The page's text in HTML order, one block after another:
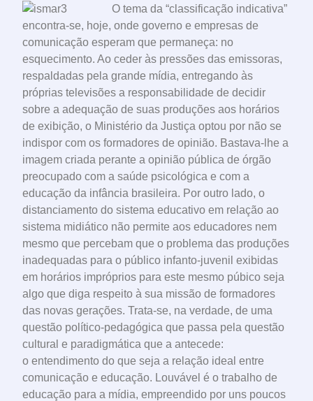
O tema da “classificação indicativa”
encontra-se, hoje, onde governo e empresas de
comunicação esperam que permaneça: no
esquecimento. Ao ceder às pressões das emissoras,
respaldadas pela grande mídia, entregando às
próprias televisões a responsabilidade de decidir
sobre a adequação de suas produções aos horários
de exibição, o Ministério da Justiça optou por não se
indispor com os formadores de opinião. Bastava-lhe a
imagem criada perante a opinião pública de órgão
preocupado com a saúde psicológica e com a
educação da infância brasileira. Por outro lado, o
distanciamento do sistema educativo em relação ao
sistema midiático não permite aos educadores nem
mesmo que percebam que o problema das produções
inadequadas para o público infanto-juvenil exibidas
em horários impróprios para este mesmo púbico seja
algo que diga respeito à sua missão de formadores
das novas gerações. Trata-se, na verdade, de uma
questão político-pedagógica que passa pela questão
cultural e paradigmática que a antecede:
o entendimento do que seja a relação ideal entre
comunicação e educação. Louvável é o trabalho de
educação para a mídia, empreendido por uns poucos